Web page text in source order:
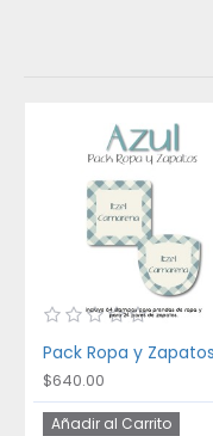
$640.00
Añadir al Carrito